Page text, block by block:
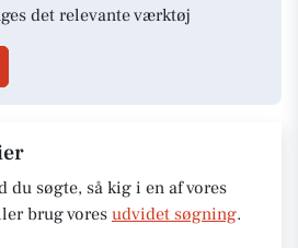
det relevante værktøj
du søgte, så kig i en af vores
brug vores udvidet søgning.